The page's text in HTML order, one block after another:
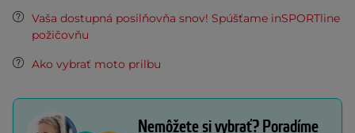
Vaša dostupná posilňovňa snov! Spúšťame inSPORTline
požičovňu
Ako vybrať moto prilbu
Nemôžete si vybrať? Poradíme